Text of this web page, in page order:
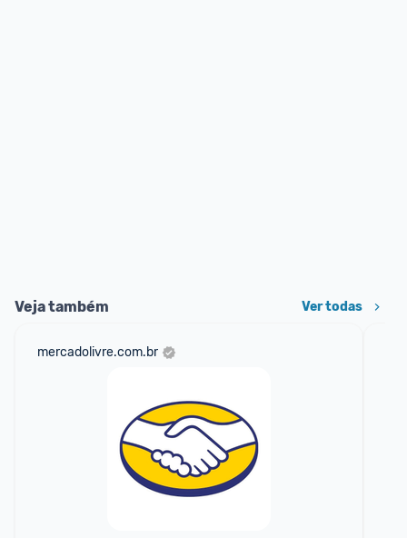
Veja também Ver todas
mercadolivre.com.br